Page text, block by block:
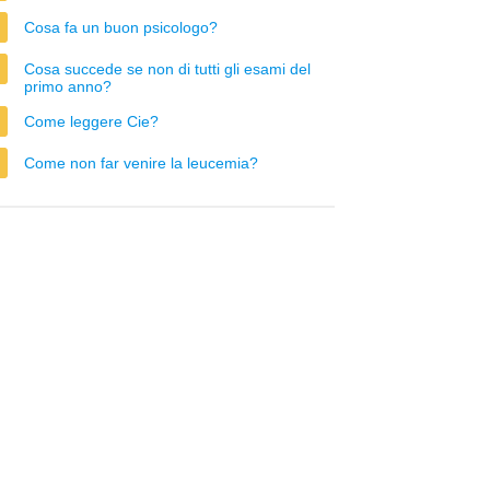
Cosa fa un buon psicologo?
Cosa succede se non di tutti gli esami del
primo anno?
Come leggere Cie?
Come non far venire la leucemia?